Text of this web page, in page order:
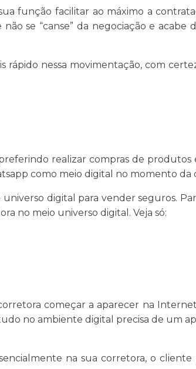
função facilitar ao máximo a
se “canse” da negociação e acabe
rápido nessa movimentação, com
realizar compras de produtos
como meio digital no momento da
digital para vender seguros.
no meio universo digital. Veja só:
começar a aparecer na
no ambiente digital precisa de um
na sua corretora, o cliente